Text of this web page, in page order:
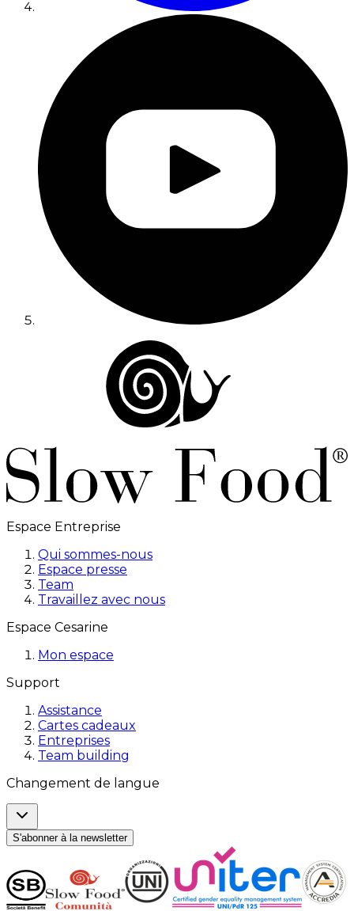
Espace Entreprise
Qui sommes-nous
Espace presse
Team
Travaillez avec nous
Espace Cesarine
Mon espace
Support
Assistance
Cartes cadeaux
Entreprises
Team building
Changement de langue
S'abonner à la newsletter